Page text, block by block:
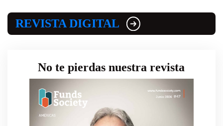
REVISTA DIGITAL
No te pierdas nuestra revista